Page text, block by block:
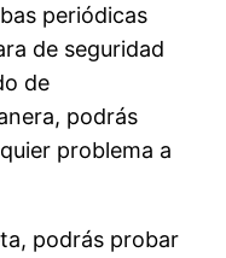
periódicas
de seguridad
de
podrás
problema a
podrás probar